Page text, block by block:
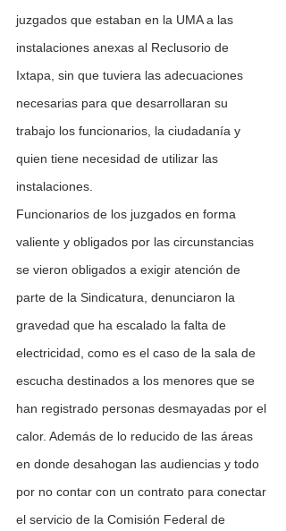
juzgados que estaban en la UMA a las
instalaciones anexas al Reclusorio de
Ixtapa, sin que tuviera las adecuaciones
necesarias para que desarrollaran su
trabajo los funcionarios, la ciudadanía y
quien tiene necesidad de utilizar las
instalaciones.
Funcionarios de los juzgados en forma
valiente y obligados por las circunstancias
se vieron obligados a exigir atención de
parte de la Sindicatura, denunciaron la
gravedad que ha escalado la falta de
electricidad, como es el caso de la sala de
escucha destinados a los menores que se
han registrado personas desmayadas por el
calor. Además de lo reducido de las áreas
en donde desahogan las audiencias y todo
por no contar con un contrato para conectar
el servicio de la Comisión Federal de